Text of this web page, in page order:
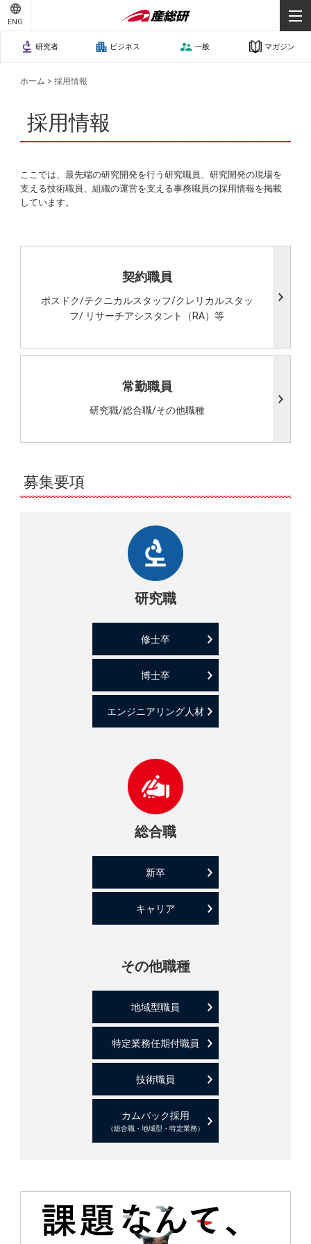
ENG
研究者 ビジネス 一般 マガジン
ホーム >採用情報
採用情報
ここでは、最先端の研究開発を行う研究職員、研究開発の現場を
支える技術職員、組織の運営を支える事務職員の採用情報を掲載
しています。
契約職員
ポスドク/テクニカルスタッフ/クレリカルスタッ
フ/ リサーチアシスタント（RA）等
常勤職員
研究職/総合職/その他職種
募集要項
研究職
修士卒
博士卒
エンジニアリング人材
総合職
新卒
キャリア
その他職種
地域型職員
特定業務任期付職員
技術職員
カムバック採用
（総合職・地域型・特定業務）